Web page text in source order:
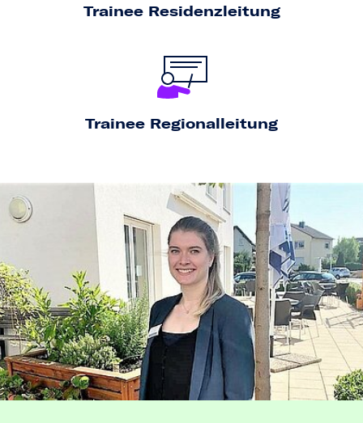
Trainee Residenzleitung
Trainee Regionalleitung